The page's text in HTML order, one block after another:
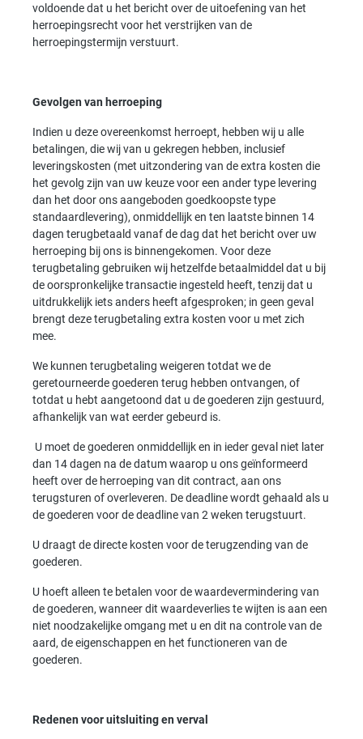
voldoende dat u het bericht over de uitoefening van het
herroepingsrecht voor het verstrijken van de
herroepingstermijn verstuurt.
Gevolgen van herroeping
Indien u deze overeenkomst herroept, hebben wij u alle
betalingen, die wij van u gekregen hebben, inclusief
leveringskosten (met uitzondering van de extra kosten die
het gevolg zijn van uw keuze voor een ander type levering
dan het door ons aangeboden goedkoopste type
standaardlevering), onmiddellijk en ten laatste binnen 14
dagen terugbetaald vanaf de dag dat het bericht over uw
herroeping bij ons is binnengekomen. Voor deze
terugbetaling gebruiken wij hetzelfde betaalmiddel dat u bij
de oorspronkelijke transactie ingesteld heeft, tenzij dat u
uitdrukkelijk iets anders heeft afgesproken; in geen geval
brengt deze terugbetaling extra kosten voor u met zich
mee.
We kunnen terugbetaling weigeren totdat we de
geretourneerde goederen terug hebben ontvangen, of
totdat u hebt aangetoond dat u de goederen zijn gestuurd,
afhankelijk van wat eerder gebeurd is.
U moet de goederen onmiddellijk en in ieder geval niet later
dan 14 dagen na de datum waarop u ons geïnformeerd
heeft over de herroeping van dit contract, aan ons
terugsturen of overleveren. De deadline wordt gehaald als u
de goederen voor de deadline van 2 weken terugstuurt.
U draagt de directe kosten voor de terugzending van de
goederen.
U hoeft alleen te betalen voor de waardevermindering van
de goederen, wanneer dit waardeverlies te wijten is aan een
niet noodzakelijke omgang met u en dit na controle van de
aard, de eigenschappen en het functioneren van de
goederen.
Redenen voor uitsluiting en verval